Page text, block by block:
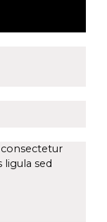
ligula sed